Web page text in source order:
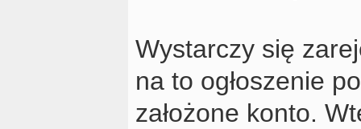
Wystarczy się
na to ogłoszenie
założone konto.